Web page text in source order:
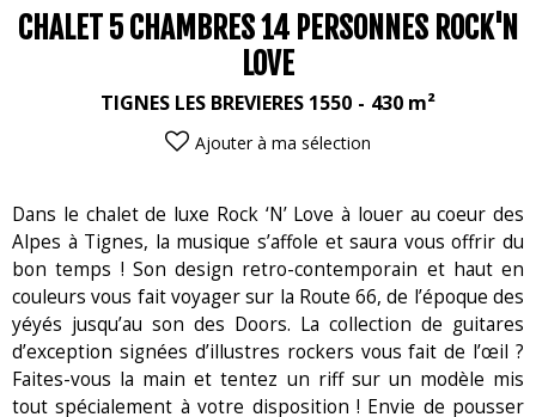
CHALET 5 CHAMBRES 14 PERSONNES ROCK'N
LOVE
TIGNES LES BREVIERES 1550 430 m²
Ajouter à ma sélection
Dans le chalet de luxe Rock ‘N’ Love à louer au coeur des
Alpes à Tignes, la musique s’affole et saura vous offrir du
bon temps ! Son design retro-contemporain et haut en
couleurs vous fait voyager sur la Route 66, de l’époque des
yéyés jusqu’au son des Doors. La collection de guitares
d’exception signées d’illustres rockers vous fait de l’œil ?
Faites-vous la main et tentez un riff sur un modèle mis
tout spécialement à votre disposition ! Envie de pousser